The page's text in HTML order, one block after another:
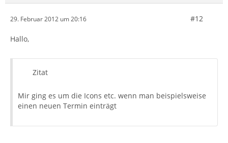
29. Februar 2012 um 20:16 #12
Hallo,
Zitat
Mir ging es um die Icons etc. wenn man beispielsweise
einen neuen Termin einträgt